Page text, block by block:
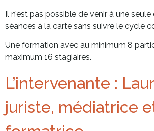
Il n’est pas possible de venir à une
séances à la carte sans suivre le cycle
Une formation avec au minimum 8
maximum 16 stagiaires.
L’intervenante :
juriste, médiatrice